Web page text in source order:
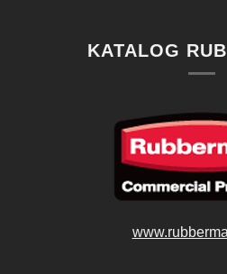
KATALOG